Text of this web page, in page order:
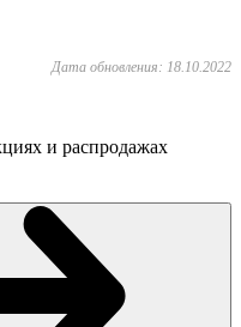
Дата обновления: 18.10.2022
и распродажах